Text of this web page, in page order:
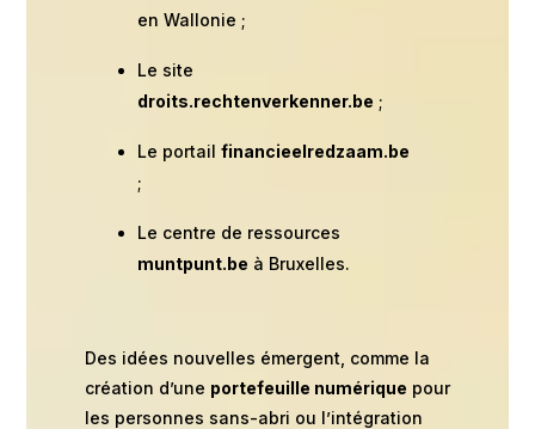
en Wallonie ;
Le site
droits.rechtenverkenner.be ;
Le portail financieelredzaam.be
;
Le centre de ressources
muntpunt.be à Bruxelles.
Des idées nouvelles émergent, comme la
création d’une portefeuille numérique pour
les personnes sans-abri ou l’intégration